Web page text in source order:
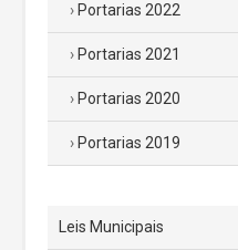
Portarias 2022
Portarias 2021
Portarias 2020
Portarias 2019
Leis Municipais